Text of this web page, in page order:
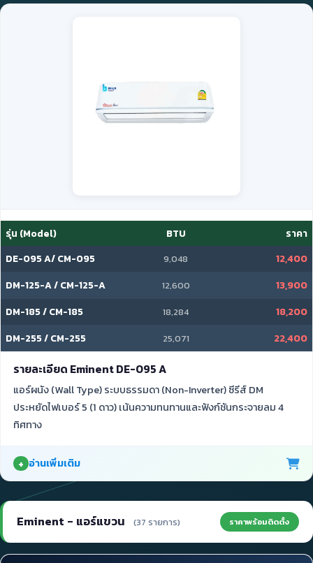
รุ่น (Model) BTU
ราคา
DE-095 A/ CM-095
9,048 12,400
DM-125-A / CM-125-A 12,600 13,900
DM-185 / CM-185 18,284 18,200
DM-255 / CM-255 25,071 22,400
รายละเอียด Eminent DE-095 A
แอร์ผนัง (Wall Type) ระบบธรรมดา (Non-Inverter) ซีรีส์ DM
ประหยัดไฟเบอร์ 5 (1 ดาว) เน้นความทนทานและฟังก์ชันกระจายลม 4
ทิศทาง
อ่านเพิ่มเติม
Eminent - แอร์แขวน (37 รายการ) ราคาพร้อมติดตั้ง